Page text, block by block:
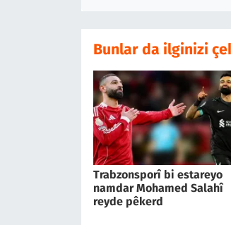
Bunlar da ilginizi
Trabzonsporî bi estareyo
namdar Mohamed Salahî
reyde pêkerd